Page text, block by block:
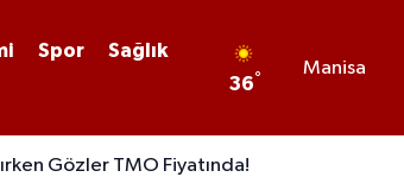
Spor
Sağlık
36°
Manisa
Gözler TMO Fiyatında!